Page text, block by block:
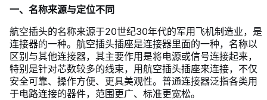
一、名称来源与定位不同
航空插头的名称来源于20世纪30年代的军用飞机制造业，是
连接器的一种。航空插头插座是连接器里面的一种，名称以
区别与其他连接器，其主要作用是将电源或信号连接起来，
特别是针对芯数较多的线束，用航空插头插座来连接，不仅
安全可靠、操作方便、更具美观性。普通连接器泛指各类用
于电路连接的器件，范围更广、标准更宽松。